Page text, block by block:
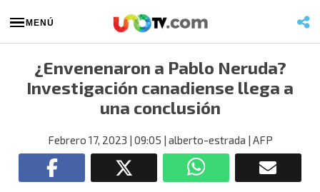
MENÚ
¿Envenenaron a Pablo Neruda?
Investigación canadiense llega a
una conclusión
Febrero 17, 2023 | 09:05 | alberto-estrada | AFP